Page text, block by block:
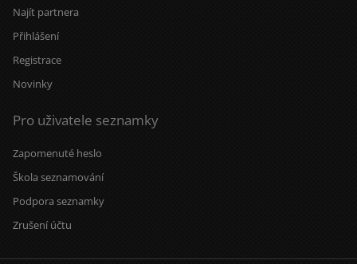
Najít partnera
Přihlášení
Registrace
Novinky
Pro uživatele seznamky
Zapomenuté heslo
Škola seznamování
Podpora seznamky
Zrušení účtu